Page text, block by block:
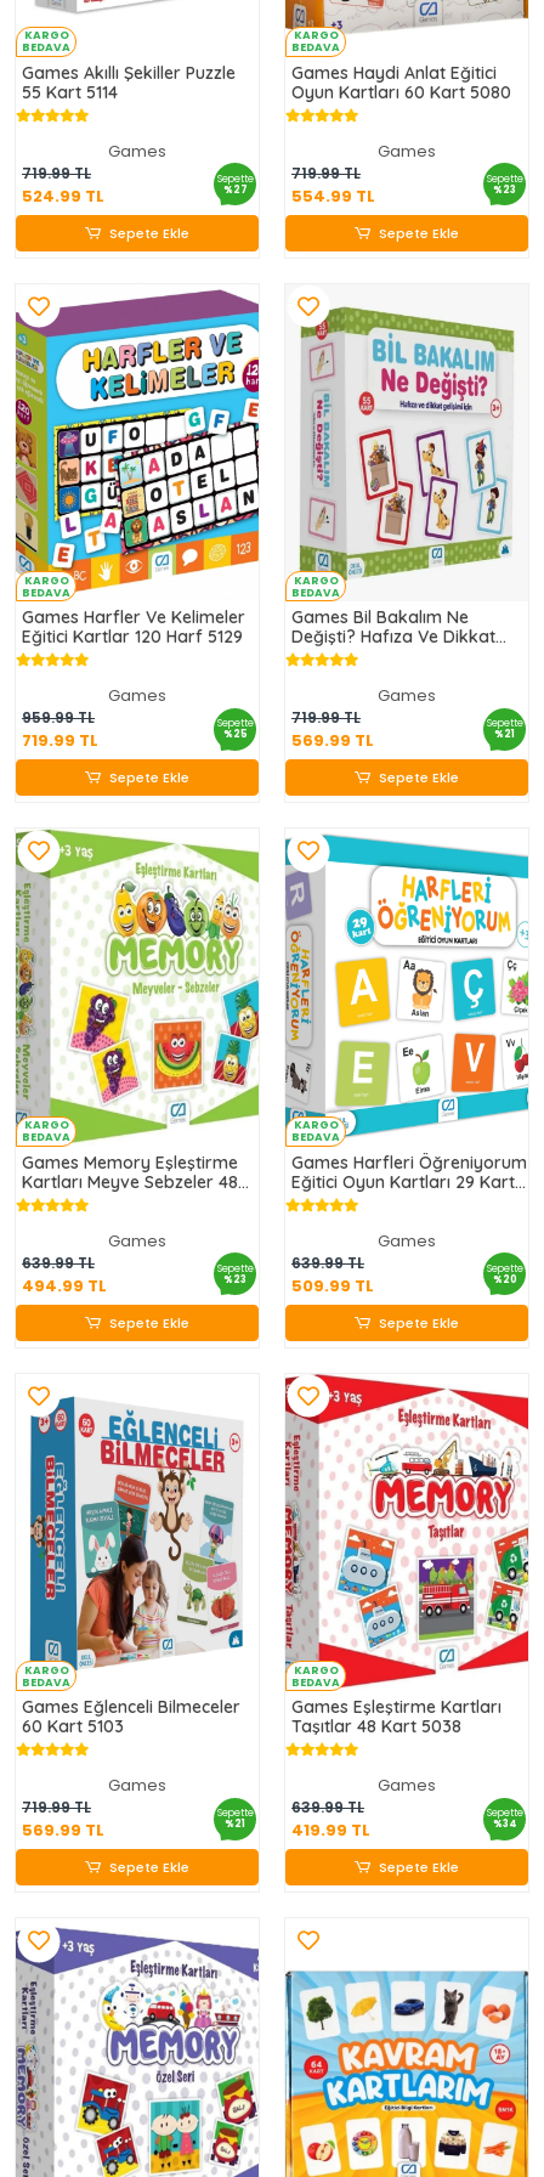
KARGO
BEDAVA
Games Akıllı Şekiller Puzzle
55 Kart 5114
Games
719.99 TL
524.99 TL
Sepette
%27
524.99 TL
Sepete Ekle
KARGO
BEDAVA
Games Haydi Anlat Eğitici
Oyun Kartları 60 Kart 5080
Games
719.99 TL
554.99 TL
Sepette
%23
554.99 TL
Sepete Ekle
Sepete Ekle
KARGO
BEDAVA
Games Harfler Ve Kelimeler
Eğitici Kartlar 120 Harf 5129
Games
959.99 TL
719.99 TL
Sepette
%25
719.99 TL
Sepete Ekle
KARGO
BEDAVA
Games Bil Bakalım Ne
Değişti? Hafıza Ve Dikkat
Gelişim Kartı 55 Kart 5109
Games
719.99 TL
569.99 TL
Sepette
%21
569.99 TL
Sepete Ekle
KARGO
BEDAVA
Games Memory Eşleştirme
Kartları Meyve Sebzeler 48
Kart 5040
Games
639.99 TL
494.99 TL
Sepette
%23
494.99 TL
Sepete Ekle
Sepete Ekle
KARGO
BEDAVA
Games Harfleri Öğreniyorum
Eğitici Oyun Kartları 29 Kart
5042
Games
639.99 TL
509.99 TL
Sepette
%20
509.99 TL
Sepete Ekle
KARGO
BEDAVA
Games Eğlenceli Bilmeceler
60 Kart 5103
Games
719.99 TL
569.99 TL
Sepette
%21
569.99 TL
Sepete Ekle
KARGO
BEDAVA
Games Eşleştirme Kartları
Taşıtlar 48 Kart 5038
Games
639.99 TL
419.99 TL
Sepette
%34
419.99 TL
Sepete Ekle